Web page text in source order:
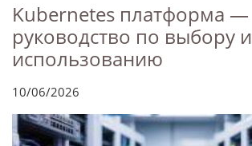
Kubernetes платформа —
руководство по выбору и
использованию
10/06/2026